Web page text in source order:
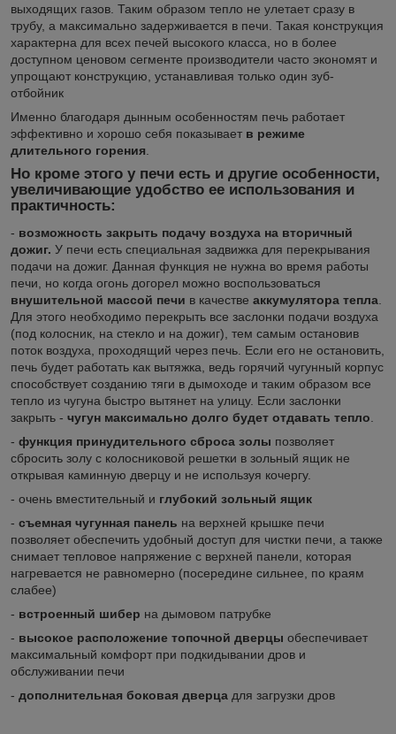
выходящих газов. Таким образом тепло не улетает сразу в
трубу, а максимально задерживается в печи. Такая конструкция
характерна для всех печей высокого класса, но в более
доступном ценовом сегменте производители часто экономят и
упрощают конструкцию, устанавливая только один зуб-
отбойник
Именно благодаря дынным особенностям печь работает
эффективно и хорошо себя показывает в режиме
длительного горения
Но кроме этого у печи есть и другие особенности,
увеличивающие удобство ее использования и
практичность:
- возможность закрыть подачу воздуха на вторичный
дожиг. У печи есть специальная задвижка для перекрывания
подачи на дожиг. Данная функция не нужна во время работы
печи, но когда огонь догорел можно воспользоваться
внушительной массой печи в качестве аккумулятора тепла
Для этого необходимо перекрыть все заслонки подачи воздуха
(под колосник, на стекло и на дожиг), тем самым остановив
поток воздуха, проходящий через печь. Если его не остановить,
печь будет работать как вытяжка, ведь горячий чугунный корпус
способствует созданию тяги в дымоходе и таким образом все
тепло из чугуна быстро вытянет на улицу. Если заслонки
закрыть - чугун максимально долго будет отдавать тепло
- функция принудительного сброса золы позволяет
сбросить золу с колосниковой решетки в зольный ящик не
открывая каминную дверцу и не используя кочергу.
- очень вместительный и глубокий зольный ящик
- съемная чугунная панель на верхней крышке печи
позволяет обеспечить удобный доступ для чистки печи, а также
снимает тепловое напряжение с верхней панели, которая
нагревается не равномерно (посередине сильнее, по краям
слабее)
- встроенный шибер на дымовом патрубке
- высокое расположение топочной дверцы обеспечивает
максимальный комфорт при подкидывании дров и
обслуживании печи
- дополнительная боковая дверца для загрузки дров